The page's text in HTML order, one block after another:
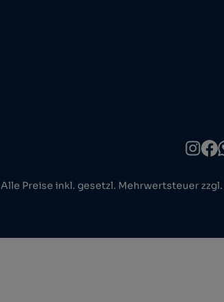
Alle Preise inkl. gesetzl. Mehrwertsteuer zzgl.